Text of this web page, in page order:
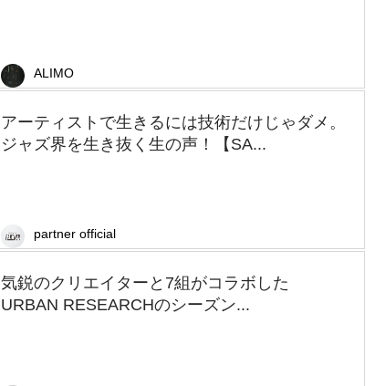
ALIMO
アーティストで生きるには技術だけじゃダメ。
ジャズ界を生き抜く生の声！【SA...
partner official
気鋭のクリエイターと7組がコラボした
URBAN RESEARCHのシーズン...